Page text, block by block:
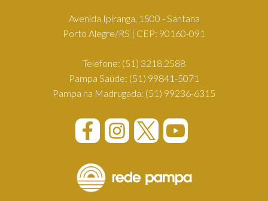
Avenida Ipiranga, 1500 - Santana
Porto Alegre/RS | CEP: 90160-091
Telefone: (51) 3218.2588
Pampa Saúde: (51) 99841-5071
Pampa na Madrugada: (51) 99236-6315